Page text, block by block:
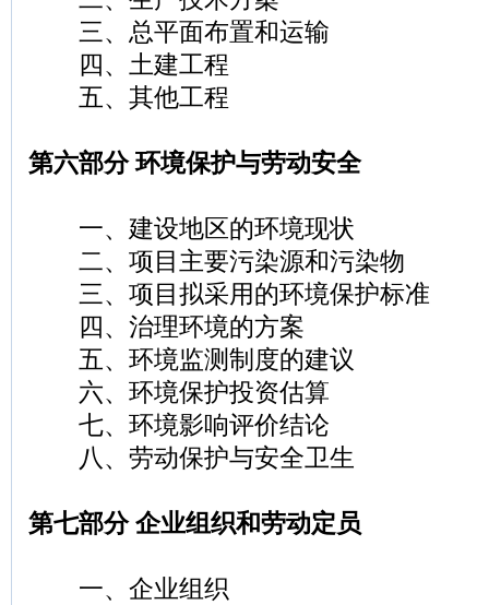
三、总平面布置和运输
四、土建工程
五、其他工程
第六部分 环境保护与劳动安全
一、建设地区的环境现状
二、项目主要污染源和污染物
三、项目拟采用的环境保护标准
四、治理环境的方案
五、环境监测制度的建议
六、环境保护投资估算
七、环境影响评价结论
八、劳动保护与安全卫生
第七部分 企业组织和劳动定员
一、企业组织